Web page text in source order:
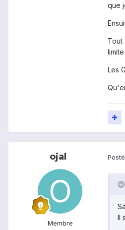
que
Tout
Les
ojal
Membre
Il